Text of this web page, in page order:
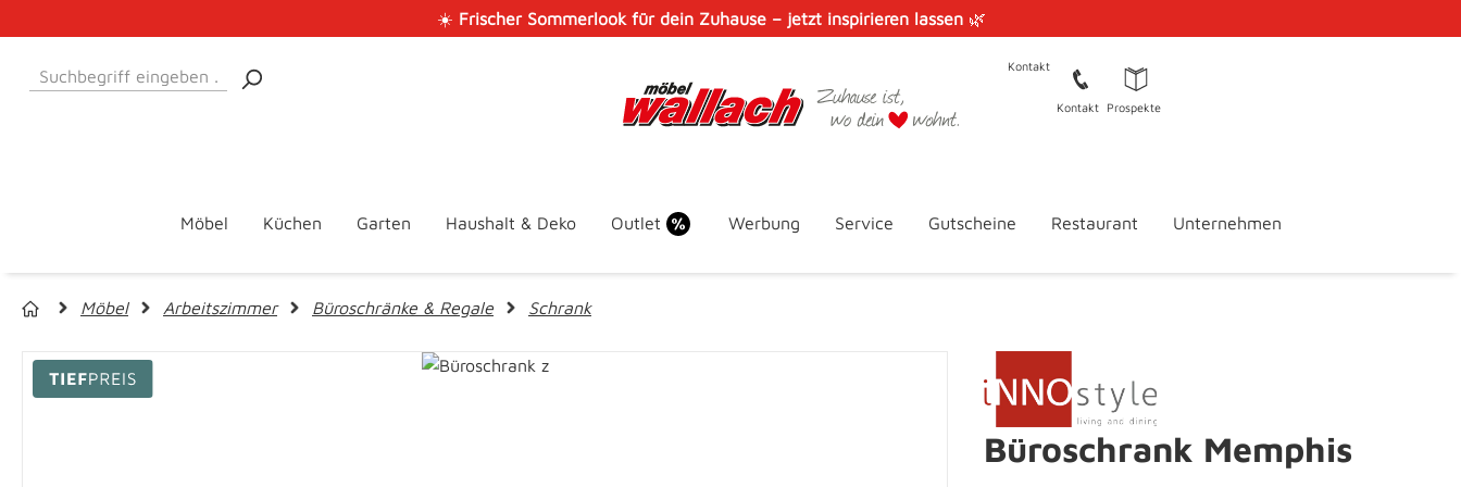
☀️ Frischer Sommerlook für dein Zuhause – jetzt inspirieren lassen 🌿
Kontakt
Kontakt Prospekte
Möbel Küchen Garten Haushalt & Deko Outlet Werbung Service Gutscheine Restaurant Unternehmen
Möbel Arbeitszimmer Büroschränke & Regale Schrank
Bildergalerie überspringen
Büroschrank Memphis